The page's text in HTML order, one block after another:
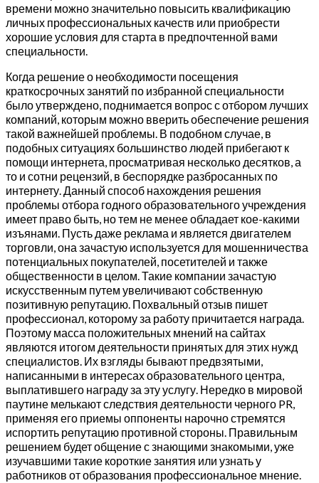
времени можно значительно повысить квалификацию
личных профессиональных качеств или приобрести
хорошие условия для старта в предпочтенной вами
специальности.
Когда решение о необходимости посещения
краткосрочных занятий по избранной специальности
было утверждено, поднимается вопрос с отбором лучших
компаний, которым можно вверить обеспечение решения
такой важнейшей проблемы. В подобном случае, в
подобных ситуациях большинство людей прибегают к
помощи интернета, просматривая несколько десятков, а
то и сотни рецензий, в беспорядке разбросанных по
интернету. Данный способ нахождения решения
проблемы отбора годного образовательного учреждения
имеет право быть, но тем не менее обладает кое-какими
изъянами. Пусть даже реклама и является двигателем
торговли, она зачастую используется для мошенничества
потенциальных покупателей, посетителей и также
общественности в целом. Такие компании зачастую
искусственным путем увеличивают собственную
позитивную репутацию. Похвальный отзыв пишет
профессионал, которому за работу причитается награда.
Поэтому масса положительных мнений на сайтах
являются итогом деятельности принятых для этих нужд
специалистов. Их взгляды бывают предвзятыми,
написанными в интересах образовательного центра,
выплатившего награду за эту услугу. Нередко в мировой
паутине мелькают следствия деятельности черного PR,
применяя его приемы оппоненты нарочно стремятся
испортить репутацию противной стороны. Правильным
решением будет общение с знающими знакомыми, уже
изучавшими такие короткие занятия или узнать у
работников от образования профессиональное мнение.